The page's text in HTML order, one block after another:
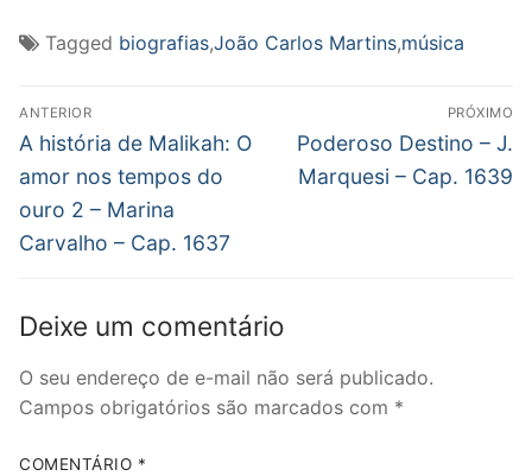
Tagged biografias,João Carlos Martins,música
Navegação
de
Post
ANTERIOR
Post
anterior:
A história de Malikah: O
amor nos tempos do
ouro 2 – Marina
Carvalho – Cap. 1637
PRÓXIMO
Próximo
post:
Poderoso Destino – J.
Marquesi – Cap. 1639
Deixe um comentário
O seu endereço de e-mail não será publicado.
Campos obrigatórios são marcados com *
COMENTÁRIO *